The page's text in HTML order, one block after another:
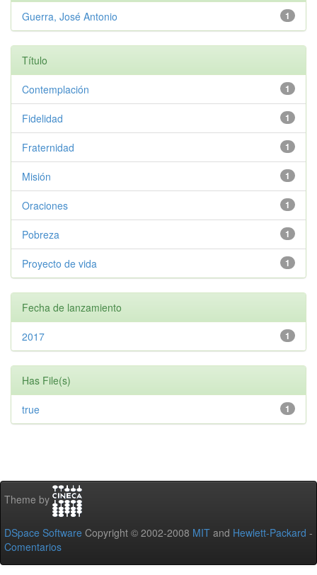
1
Guerra, José Antonio
Título
1
Contemplación
1
Fidelidad
1
Fraternidad
1
Misión
1
Oraciones
1
Pobreza
1
Proyecto de vida
Fecha de lanzamiento
1
2017
Has File(s)
1
true
Theme by
DSpace Software Copyright © 2002-2008 MIT and Hewlett-Packard -
Comentarios